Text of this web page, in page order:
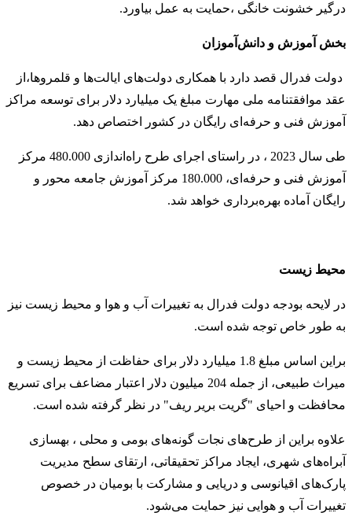
درگیر خشونت خانگی ،حمایت به عمل بیاورد.
بخش آموزش و دانش‌آموزان
دولت فدرال قصد دارد با همکاری دولت‌های ایالت‌ها و قلمروها،از
عقد موافقتنامه ملی مهارت مبلغ یک میلیارد دلار برای توسعه مراکز
آموزش فنی و حرفه‌ای رایگان در کشور اختصاص دهد.
طی سال 2023 ، در راستای اجرای طرح راه‌اندازی 480.000 مرکز
آموزش فنی و حرفه‌ای، 180.000 مرکز آموزش جامعه محور و
رایگان آماده بهره‌برداری خواهد شد.
محیط زیست
در لایحه بودجه دولت فدرال به تغییرات آب و هوا و محیط زیست نیز
به طور خاص توجه شده است.
براین اساس مبلغ 1.8 میلیارد دلار برای حفاظت از محیط زیست و
میراث طبیعی، از جمله 204 میلیون دلار اعتبار مضاعف برای تسریع
محافظت و احیای "گریت بریر ریف" در نظر گرفته شده است.
علاوه براین از طرح‌های نجات گونه‌های بومی و محلی ، بهسازی
آبراه‌های شهری، ایجاد مراکز تحقیقاتی، ارتقای سطح مدیریت
پارک‌های اقیانوسی و دریایی و مشارکت با بومیان در خصوص
تغییرات آب و هوایی نیز حمایت می‌شود.